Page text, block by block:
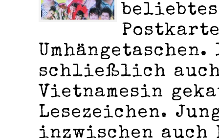
schließlich
Vietnamesin
Lesezeichen.
inzwischen